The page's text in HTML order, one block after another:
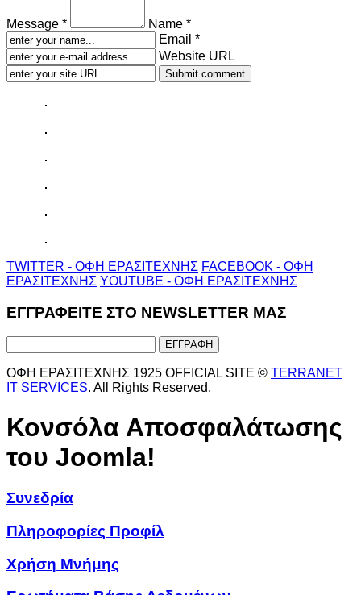
Message *
Name *
Email *
Website URL
TWITTER - ΟΦΗ ΕΡΑΣΙΤΕΧΝΗΣ FACEBOOK - ΟΦΗ
ΕΡΑΣΙΤΕΧΝΗΣ YOUTUBE - ΟΦΗ ΕΡΑΣΙΤΕΧΝΗΣ
ΕΓΓΡΑΦΕΙΤΕ ΣΤΟ NEWSLETTER ΜΑΣ
ΟΦΗ ΕΡΑΣΙΤΕΧΝΗΣ 1925 OFFICIAL SITE © TERRANET
IT SERVICES. All Rights Reserved.
Κονσόλα Αποσφαλάτωσης
του Joomla!
Συνεδρία
Πληροφορίες Προφίλ
Χρήση Μνήμης